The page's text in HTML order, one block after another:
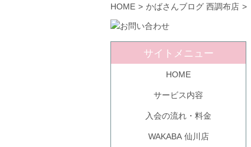
HOME > かばさんブログ 西調布店 >
サイトメニュー
HOME
サービス内容
入会の流れ・料金
WAKABA 仙川店